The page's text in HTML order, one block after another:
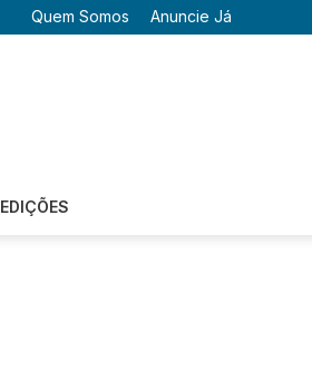
Quem Somos Anuncie Já
EDIÇÕES